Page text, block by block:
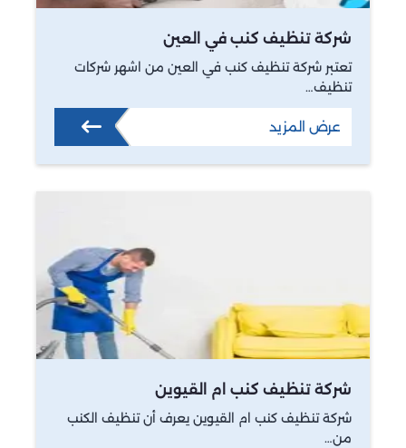
شركة تنظيف كنب في العين
تعتبر شركة تنظيف كنب في العين من اشهر شركات
تنظيف…
عرض المزيد
شركة تنظيف كنب ام القيوين
شركة تنظيف كنب ام القيوين يعرف أن تنظيف الكنب
من…